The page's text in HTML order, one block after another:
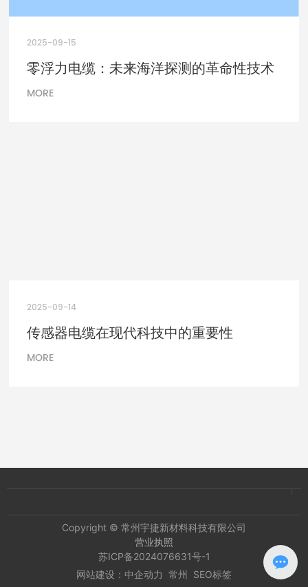
2025-09-15
零浮力电缆：未来海洋探测的革命性技术
MORE
2025-09-14
传感器电缆在现代科技中的重要性
MORE
Copyright © 常州宇捷新材料科技有限公司
营业执照
苏ICP备2024076631号-1
网站建设：中企动力 常州 SEO标签